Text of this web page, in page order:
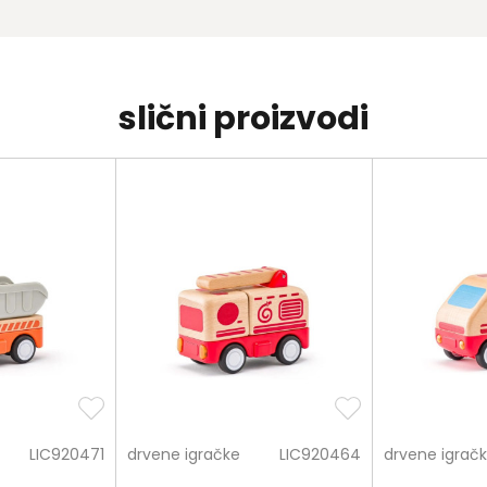
slični proizvodi
LIC920471 drvene igračke LIC920464 drvene